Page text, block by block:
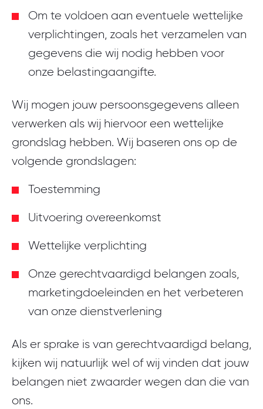
Om te voldoen aan eventuele wettelijke
verplichtingen, zoals het verzamelen van
gegevens die wij nodig hebben voor
onze belastingaangifte.
Wij mogen jouw persoonsgegevens alleen
verwerken als wij hiervoor een wettelijke
grondslag hebben. Wij baseren ons op de
volgende grondslagen:
Toestemming
Uitvoering overeenkomst
Wettelijke verplichting
Onze gerechtvaardigd belangen zoals,
marketingdoeleinden en het verbeteren
van onze dienstverlening
Als er sprake is van gerechtvaardigd belang,
kijken wij natuurlijk wel of wij vinden dat jouw
belangen niet zwaarder wegen dan die van
ons.